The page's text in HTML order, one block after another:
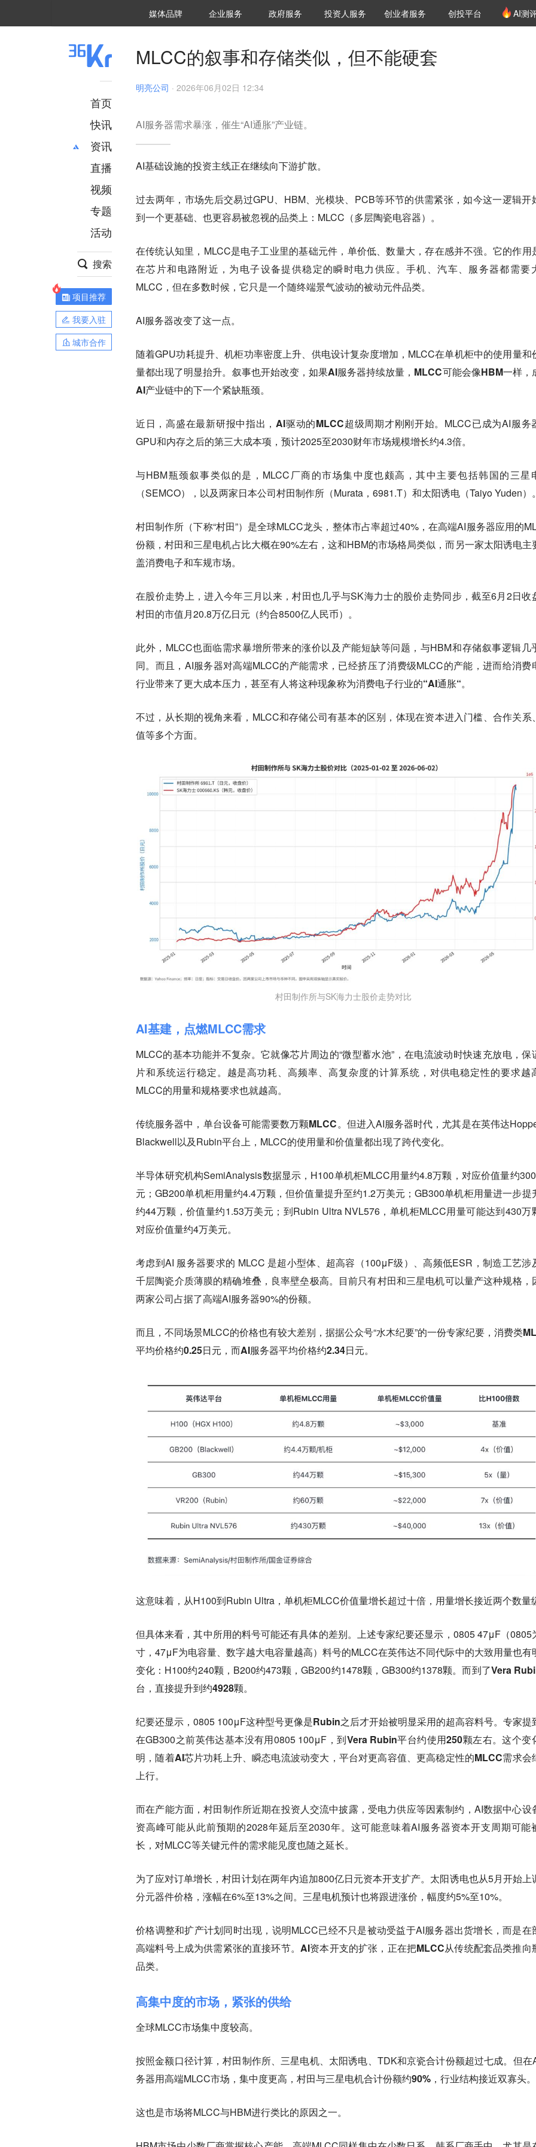
媒体品牌 36Kr研究院
企业服务 城市之窗
政府服务 VClub投资机构库
投资机构职位推介
投资人服务 创投氪堂
创业者服务 创投平台 AI测
首页
快讯
资讯
推荐
财经
项目推荐
安徽
直播
视频
专题
活动
搜索
项目推荐
我要入驻
城市合作
MLCC的叙事和存储类似，但不能硬套
明亮公司 · 2026年06月02日 12:34
AI服务器需求暴涨，催生“AI通胀”产业链。
AI基础设施的投资主线正在继续向下游扩散。
过去两年，市场先后交易过GPU、HBM、光模块、PCB等环节的供需紧张，如今这一逻辑开
到一个更基础、也更容易被忽视的品类上：MLCC（多层陶瓷电容器）。
在传统认知里，MLCC是电子工业里的基础元件，单价低、数量大，存在感并不强。它的作用
在芯片和电路附近，为电子设备提供稳定的瞬时电力供应。手机、汽车、服务器都需要
MLCC，但在多数时候，它只是一个随终端景气波动的被动元件品类。
AI服务器改变了这一点。
随着GPU功耗提升、机柜功率密度上升、供电设计复杂度增加，MLCC在单机柜中的使用量和
量都出现了明显抬升。 叙事也开始改变，如果AI服务器持续放量，MLCC可能会像HBM一样，
AI产业链中的下一个紧缺瓶颈。
近日，高盛在最新研报中指出，AI驱动的MLCC超级周期才刚刚开始。 MLCC已成为AI服务
GPU和内存之后的第三大成本项，预计2025至2030财年市场规模增长约4.3倍。
与HBM瓶颈叙事类似的是，MLCC厂商的市场集中度也颇高，其中主要包括韩国的三星
（SEMCO），以及两家日本公司村田制作所（Murata，6981.T）和太阳诱电（Taiyo Yuden）
村田制作所（下称“村田”）是全球MLCC龙头，整体市占率超过40%，在高端AI服务器应用的
份额，村田和三星电机占比大概在90%左右，这和HBM的市场格局类似，而另一家太阳诱电主
盖消费电子和车规市场。
在股价走势上，进入今年三月以来，村田也几乎与SK海力士的股价走势同步，截至6月2日收
村田的市值月20.8万亿日元（约合8500亿人民币）。
此外，MLCC也面临需求暴增所带来的涨价以及产能短缺等问题，与HBM和存储叙事逻辑几
同。而且，AI服务器对高端MLCC的产能需求，已经挤压了消费级MLCC的产能， 进而给消费
行业带来了更大成本压力，甚至有人将这种现象称为消费电子行业的“AI通胀“。
不过，从长期的视角来看，MLCC和存储公司有基本的区别，体现在资本进入门槛、合作关系
值等多个方面。
村田制作所与SK海力士股价走势对比
AI基建，点燃MLCC需求
MLCC的基本功能并不复杂。它就像芯片周边的“微型蓄水池”，在电流波动时快速充放电，保
片和系统运行稳定。越是高功耗、高频率、高复杂度的计算系统，对供电稳定性的要求越
MLCC的用量和规格要求也就越高。
传统服务器中， 单台设备可能需要数万颗MLCC。 但进入AI服务器时代，尤其是在英伟达
Blackwell以及Rubin平台上，MLCC的使用量和价值量都出现了跨代变化。
半导体研究机构SemiAnalysis数据显示，H100单机柜MLCC用量约4.8万颗，对应价值量约
元；GB200单机柜用量约4.4万颗，但价值量提升至约1.2万美元；GB300单机柜用量进一步提
约44万颗，价值量约1.53万美元；到Rubin Ultra NVL576，单机柜MLCC用量可能达到430万
对应价值量约4万美元。
考虑到AI 服务器要求的 MLCC 是超小型体、超高容（100μF级）、高频低ESR，制造工艺涉
千层陶瓷介质薄膜的精确堆叠，良率壁垒极高。 目前只有村田和三星电机可以量产这种规格，
两家公司占据了高端AI服务器90%的份额。
而且，不同场景MLCC的价格也有较大差别，据据公众号“水木纪要”的一份专家纪要， 消费类
平均价格约0.25日元，而AI服务器平均价格约2.34日元。
这意味着，从H100到Rubin Ultra，单机柜MLCC价值量增长超过十倍，用量增长接近两个数量
但具体来看，其中所用的料号可能还有具体的差别。上述专家纪要还显示，0805 47μF（0805
寸，47μF为电容量、数字越大电容量越高）料号的MLCC在英伟达不同代际中的大致用量也有
变化：H100约240颗，B200约473颗，GB200约1478颗，GB300约1378颗。而到了Vera
台，直接提升到约4928颗。
纪要还显示，0805 100μF这种型号更像是Rubin之后才开始被明显采用的超高容料号。 专家提
在GB300之前英伟达基本没有用0805 100μF，到Vera Rubin平台约使用250颗左右。这个变
明，随着AI芯片功耗上升、瞬态电流波动变大， 平台对更高容值、更高稳定性的MLCC需求会
上行。
而在产能方面，村田制作所近期在投资人交流中披露，受电力供应等因素制约，AI数据中心设
资高峰可能从此前预期的2028年延后至2030年。这可能意味着AI服务器资本开支周期可能
长，对MLCC等关键元件的需求能见度也随之延长。
为了应对订单增长，村田计划在两年内追加800亿日元资本开支扩产。太阳诱电也从5月开始上
分元器件价格，涨幅在6%至13%之间。三星电机预计也将跟进涨价，幅度约5%至10%。
价格调整和扩产计划同时出现，说明MLCC已经不只是被动受益于AI服务器出货增长，而是在
高端料号上成为供需紧张的直接环节。 AI资本开支的扩张，正在把MLCC从传统配套品类推向
品类。
高集中度的市场，紧张的供给
全球MLCC市场集中度较高。
按照金额口径计算，村田制作所、三星电机、太阳诱电、TDK和京瓷合计份额超过七成。但在
务器用高端MLCC市场， 集中度更高，村田与三星电机合计份额约90%，行业结构接近双寡头。
这也是市场将MLCC与HBM进行类比的原因之一。